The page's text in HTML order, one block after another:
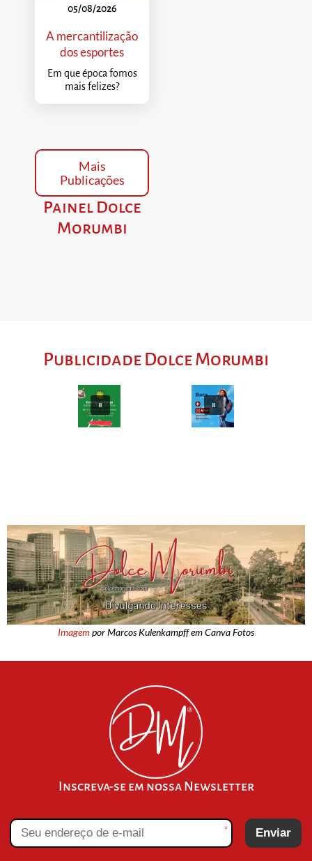
05/08/2026
A mercantilização
dos esportes
Em que época fomos
mais felizes?
Mais
Publicações
Painel Dolce
Morumbi
Publicidade Dolce Morumbi
Imagempor Marcos Kulenkampff em Canva Fotos
Inscreva-se em nossa Newsletter
* Enviar